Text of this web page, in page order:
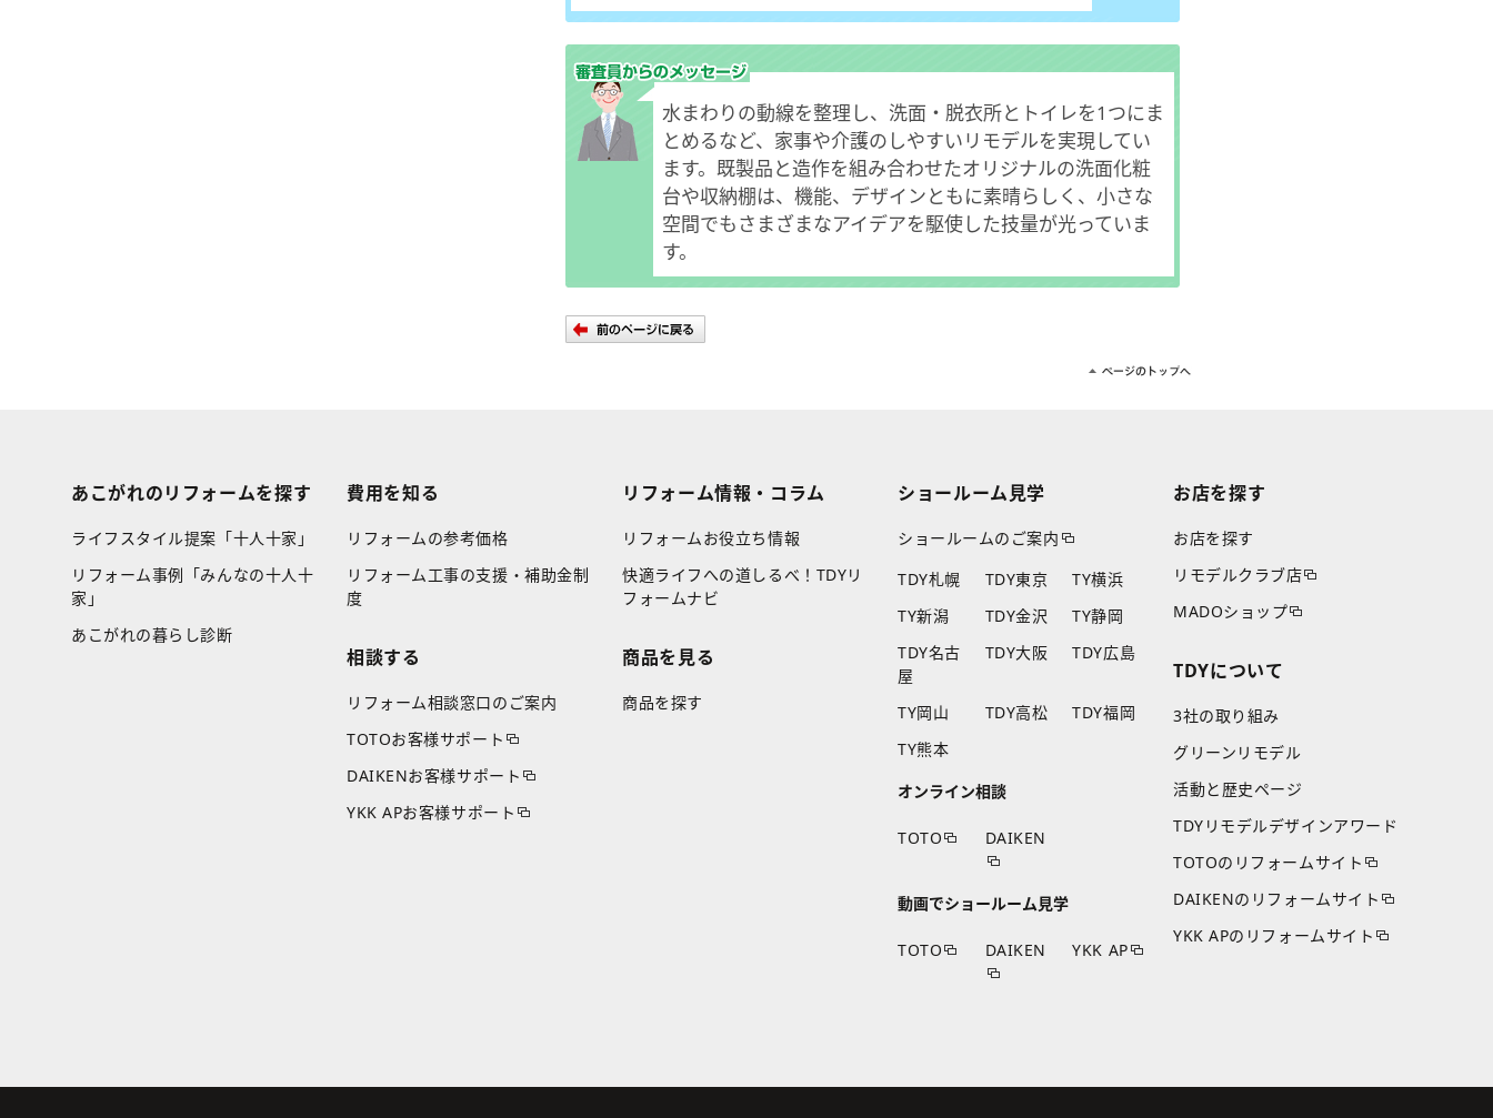
水まわりの動線を整理し、洗面・脱衣所とトイレを1つにま
とめるなど、家事や介護のしやすいリモデルを実現してい
ます。既製品と造作を組み合わせたオリジナルの洗面化粧
台や収納棚は、機能、デザインともに素晴らしく、小さな
空間でもさまざまなアイデアを駆使した技量が光っていま
す。
あこがれのリフォームを探す
ライフスタイル提案「十人十家」
リフォーム事例「みんなの十人十
家」
あこがれの暮らし診断
費用を知る
リフォームの参考価格
リフォーム工事の支援・補助金制
度
相談する
リフォーム相談窓口のご案内
TOTOお客様サポート
DAIKENお客様サポート
YKK APお客様サポート
リフォーム情報・コラム
リフォームお役立ち情報
快適ライフへの道しるべ！TDYリ
フォームナビ
商品を見る
商品を探す
ショールーム見学
ショールームのご案内
TDY札幌
TDY東京
TY横浜
TY新潟
TDY金沢
TY静岡
TDY名古
屋
TDY大阪 TDY広島
TY岡山 TDY高松
TDY福岡
TY熊本
オンライン相談
TOTO DAIKEN
動画でショールーム見学
TOTO DAIKEN YKK AP
お店を探す
お店を探す
リモデルクラブ店
MADOショップ
TDYについて
3社の取り組み
グリーンリモデル
活動と歴史ページ
TDYリモデルデザインアワード
TOTOのリフォームサイト
DAIKENのリフォームサイト
YKK APのリフォームサイト